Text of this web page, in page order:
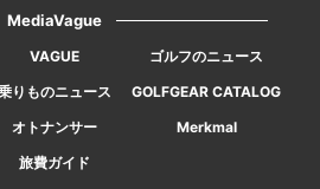
MediaVague
VAGUE
ゴルフのニュース
りものニュース
GOLFGEAR CATALOG
オトナンサー
Merkmal
旅費ガイド